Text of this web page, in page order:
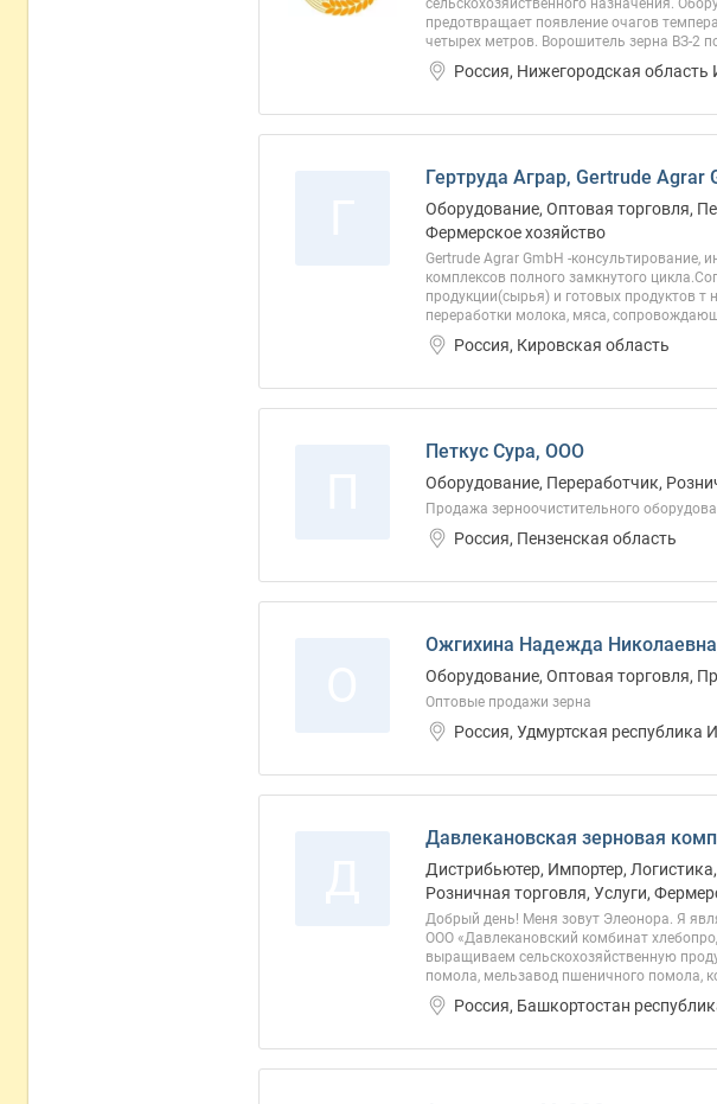
сельскохозяйственного назначения.
предотвращает появление очагов
четырех метров. Ворошитель зерна ВЗ-2
Россия, Нижегородская область
Гертруда Аграр, Gertrude Agrar
Оборудование, Оптовая торговля,
Фермерское хозяйство
Gertrude Agrar GmbH -консультирование,
комплексов полного замкнутого
продукции(сырья) и готовых продуктов т
переработки молока, мяса,
Россия, Кировская область
Петкус Сура, ООО
Оборудование, Переработчик,
Продажа зерноочистительного
Россия, Пензенская область
Ожгихина Надежда
Оборудование, Оптовая торговля,
Оптовые продажи зерна
Россия, Удмуртская республика
Давлекановская зерновая
Дистрибьютер, Импортер,
Розничная торговля, Услуги,
Добрый день! Меня зовут Элеонора. Я
ООО «Давлекановский комбинат
выращиваем сельскохозяйственную
помола, мельзавод пшеничного помола,
Россия, Башкортостан